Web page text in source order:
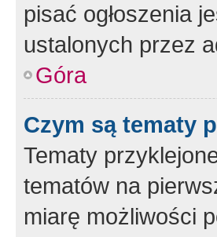
pisać ogłoszenia
ustalonych przez
Góra
Czym są tematy
Tematy
tematów na
miarę możliwości